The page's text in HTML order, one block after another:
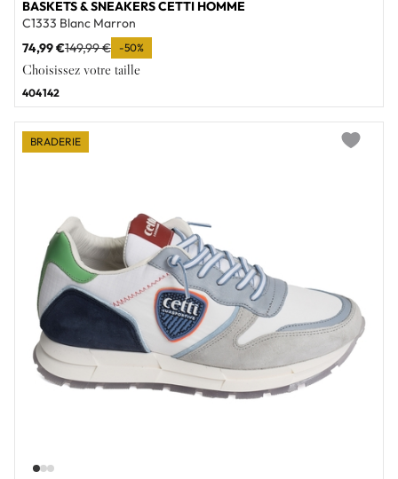
BASKETS & SNEAKERS CETTI HOMME
C1333 Blanc Marron
74,99 €149,99 € -50%
Choisissez votre taille
404142
BRADERIE